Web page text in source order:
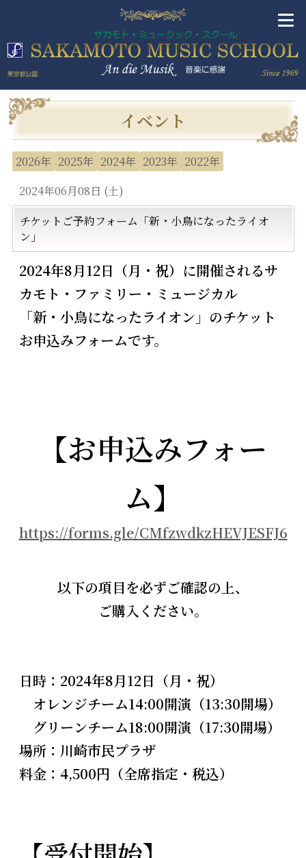
イベント
2026年 2025年 2024年 2023年 2022年
2024年06月08日 (土)
チケットご予約フォーム「新・小鳥になったライオ
ン」
2024年8月12日（月・祝）に開催されるサ
カモト・ファミリー・ミュージカル
「新・小鳥になったライオン」のチケット
お申込みフォームです。
【お申込みフォー
ム】
https://forms.gle/CMfzwdkzHEVJESFJ6
以下の項目を必ずご確認の上、
ご購入ください。
日時：2024年8月12日（月・祝）
オレンジチーム14:00開演（13:30開場）
グリーンチーム18:00開演（17:30開場）
場所：川崎市民プラザ
料金：4,500円（全席指定・税込）